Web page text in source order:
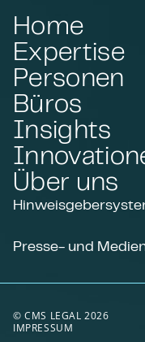
Home
Expertise
Personen
Büros
Insights
Über uns
Presse- und
© CMS LEGAL 2026
IMPRESSUM